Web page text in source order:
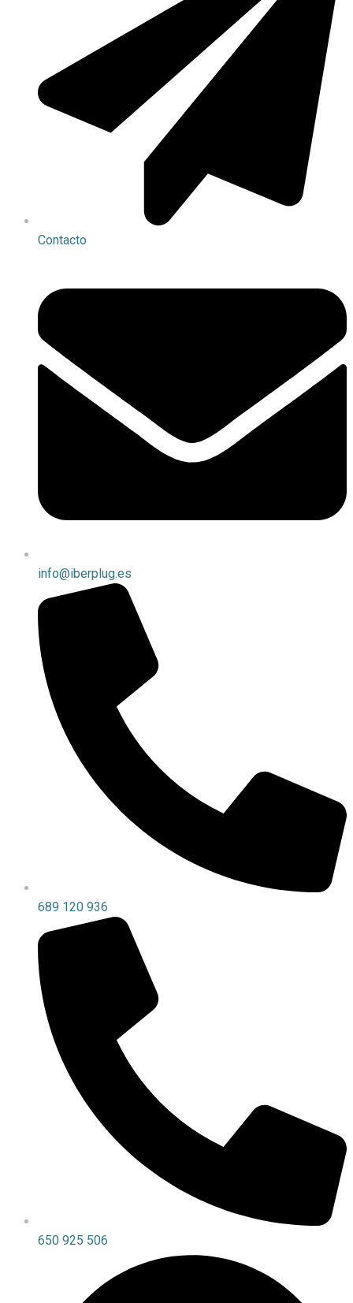
Contacto
info@iberplug.es
689 120 936
650 925 506